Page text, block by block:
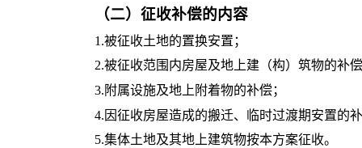
（二）征收补偿的内容
1.被征收土地的置换安置；
2.被征收范围内房屋及地上建（构）筑物的补
3.附属设施及地上附着物的补偿；
4.因征收房屋造成的搬迁、临时过渡期安置的
5.集体土地及其地上建筑物按本方案征收。